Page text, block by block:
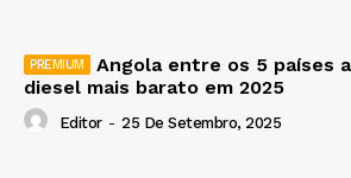
Angola entre os 5 países
diesel mais barato em 2025
Editor - 25 De Setembro, 2025